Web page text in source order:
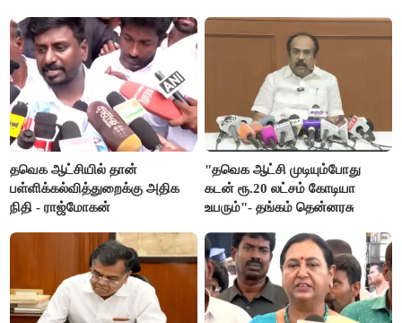
தவெக ஆட்சியில் தான்
பள்ளிக்கல்வித்துறைக்கு அதிக
நிதி - ராஜ்மோகன்
"தவெக ஆட்சி முடியும்போது
கடன் ரூ.20 லட்சம் கோடியா
உயரும்"- தங்கம் தென்னரசு